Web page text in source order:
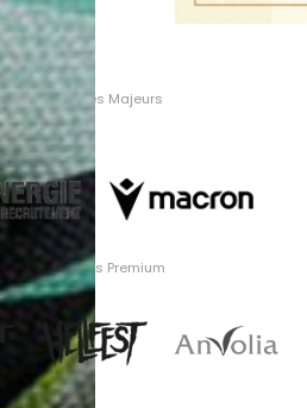
Partenaires Majeurs
Partenaires Premium